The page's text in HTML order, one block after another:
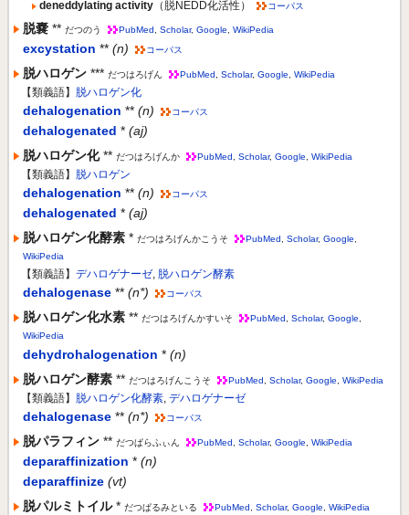
deneddylating activity （脱NEDD化活性） コーパス
脱嚢 ** だつのう PubMed , Scholar, Google, WikiPedia
excystation ** (n) コーパス
脱ハロゲン *** だつはろげん PubMed , Scholar, Google, WikiPedia
【類義語】 脱ハロゲン化
dehalogenation ** (n) コーパス
dehalogenated * (aj)
脱ハロゲン化 ** だつはろげんか PubMed , Scholar, Google, WikiPedia
【類義語】 脱ハロゲン
dehalogenation ** (n) コーパス
dehalogenated * (aj)
脱ハロゲン化酵素 * だつはろげんかこうそ PubMed , Scholar, Google,
WikiPedia
【類義語】 デハロゲナーゼ, 脱ハロゲン酵素
dehalogenase ** (n*) コーパス
脱ハロゲン化水素 ** だつはろげんかすいそ PubMed , Scholar, Google,
WikiPedia
dehydrohalogenation * (n)
脱ハロゲン酵素 ** だつはろげんこうそ PubMed , Scholar, Google, WikiPedia
【類義語】 脱ハロゲン化酵素, デハロゲナーゼ
dehalogenase ** (n*) コーパス
脱パラフィン ** だつぱらふぃん PubMed , Scholar, Google, WikiPedia
deparaffinization * (n)
deparaffinize (vt)
脱パルミトイル * だつぱるみといる PubMed , Scholar, Google, WikiPedia